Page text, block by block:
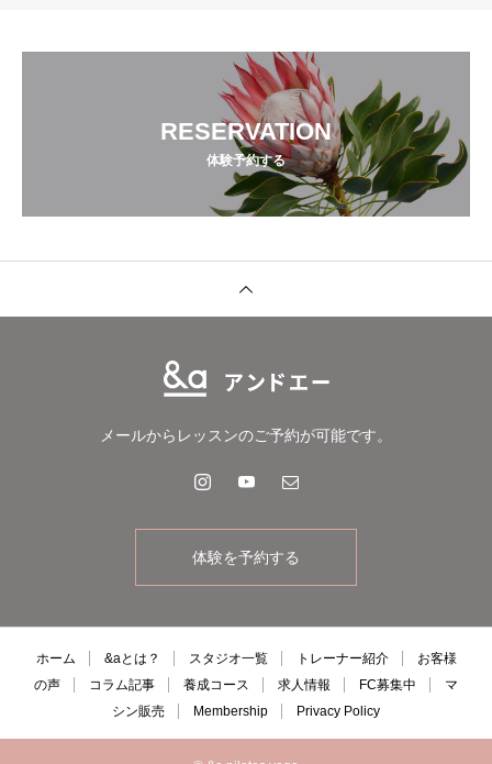
RESERVATION
体験予約する
メールからレッスンのご予約が可能です。
体験を予約する
ホーム &aとは？ スタジオ一覧 トレーナー紹介
お客様
の声
コラム記事 養成コース 求人情報 FC募集中
マ
シン販売
Membership Privacy Policy